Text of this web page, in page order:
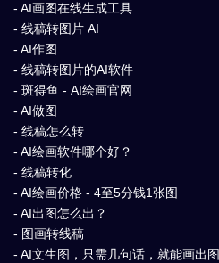
- AI画图在线生成工具
- 线稿转图片 AI
- AI作图
- 线稿转图片的AI软件
- 斑得鱼 - AI绘画官网
- AI做图
- 线稿怎么转
- AI绘画软件哪个好？
- 线稿转化
- AI绘画价格 - 4至5分钱1张图
- AI出图怎么出？
- 图画转线稿
- AI文生图，只需几句话，就能画出图